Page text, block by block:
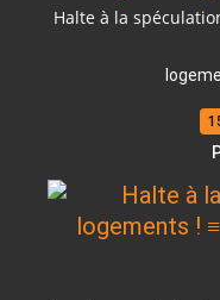
Halte à la